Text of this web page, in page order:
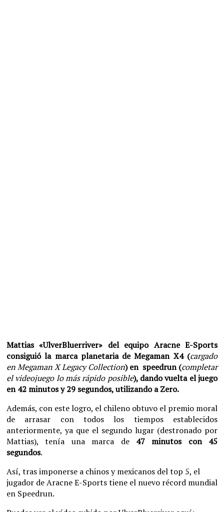
Mattias «UlverBluerriver» del equipo Aracne E-Sports
consiguió la marca planetaria de Megaman X4 (cargado
en Megaman X Legacy Collection) en speedrun (completar
el videojuego lo más rápido posible), dando vuelta el juego
en 42 minutos y 29 segundos, utilizando a Zero.
Además, con este logro, el chileno obtuvo el premio moral
de arrasar con todos los tiempos establecidos
anteriormente, ya que el segundo lugar (destronado por
Mattias), tenía una marca de 47 minutos con 45
segundos.
Así, tras imponerse a chinos y mexicanos del top 5, el
jugador de Aracne E-Sports tiene el nuevo récord mundial
en Speedrun.